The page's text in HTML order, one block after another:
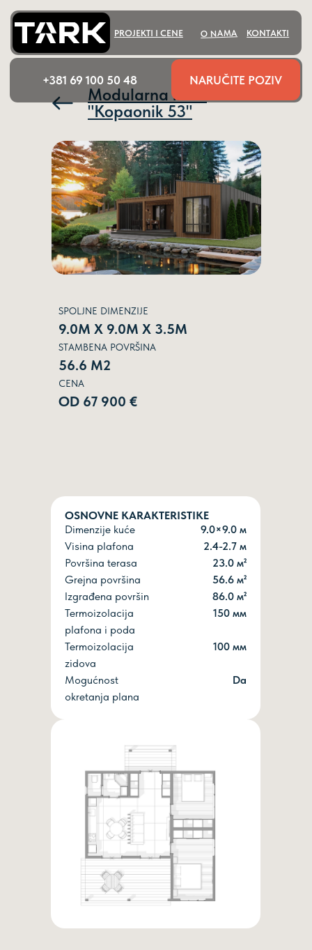
PROJEKTI I CENE
NARUČITE POZIV
+381 69 100 50 48
Modularna kuća
"Kopaonik 53"
SPOLJNE DIMENZIJE
9.0М Х 9.0М Х 3.5М
STAMBENA POVRŠINA
56.6 М2
CENA
ОD 67 900 €
OSNOVNE KARAKTERISTIKE
Dimenzije kuće
9.0×9.0 м
Visina plafona
2.4-2.7 м
Površina terasa
23.0 м²
Grejna površina
56.6 м²
Izgrađena površin
86.0 м²
Termoizolacija
plafona i poda
150 мм
Termoizolacija
zidova
100 мм
Mogućnost
okretanja plana
Dа